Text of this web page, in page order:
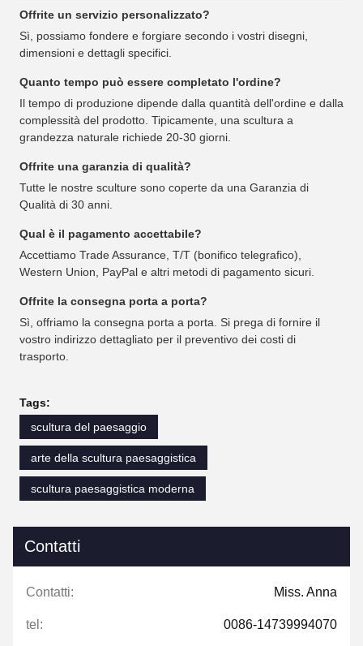
Offrite un servizio personalizzato?
Sì, possiamo fondere e forgiare secondo i vostri disegni,
dimensioni e dettagli specifici.
Quanto tempo può essere completato l'ordine?
Il tempo di produzione dipende dalla quantità dell'ordine e dalla
complessità del prodotto. Tipicamente, una scultura a
grandezza naturale richiede 20-30 giorni.
Offrite una garanzia di qualità?
Tutte le nostre sculture sono coperte da una Garanzia di
Qualità di 30 anni.
Qual è il pagamento accettabile?
Accettiamo Trade Assurance, T/T (bonifico telegrafico),
Western Union, PayPal e altri metodi di pagamento sicuri.
Offrite la consegna porta a porta?
Sì, offriamo la consegna porta a porta. Si prega di fornire il
vostro indirizzo dettagliato per il preventivo dei costi di
trasporto.
Tags:
scultura del paesaggio
arte della scultura paesaggistica
scultura paesaggistica moderna
Contatti
Contatti: Miss. Anna
tel: 0086-14739994070